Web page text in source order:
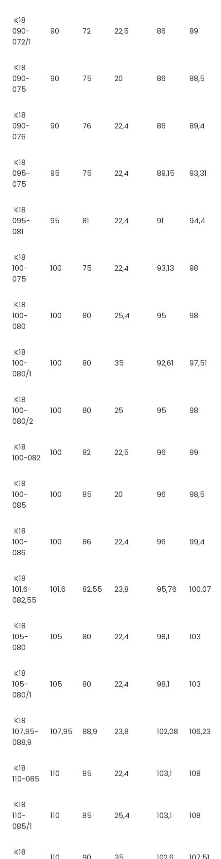
K18
090-
072/1
90 72 22,5 86 89
K18
090-
075
90 75 20 86 88,5
K18
090-
076
90 76 22,4 86 89,4
K18
095-
075
95 75 22,4 89,15 93,31
K18
095-
081
95 81 22,4 91 94,4
K18
100-
075
100 75 22,4 93,13 98
K18
100-
080
100 80 25,4 95 98
K18
100-
080/1
100 80 35 92,61 97,51
K18
100-
080/2
100 80 25 95 98
K18
100-082
100 82 22,5 96 99
K18
100-
085
100 85 20 96 98,5
K18
100-
086
100 86 22,4 96 99,4
K18
101,6-
082,55
101,6 82,55 23,8 95,76 100,07
K18
105-
080
105 80 22,4 98,1 103
K18
105-
080/1
105 80 22,4 98,1 103
K18
107,95-
088,9
107,95 88,9 23,8 102,08 106,23
K18
110-085
110 85 22,4 103,1 108
K18
110-
085/1
110 85 25,4 103,1 108
K18